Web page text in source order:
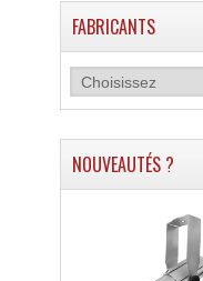
FABRICANTS
NOUVEAUTÉS ?